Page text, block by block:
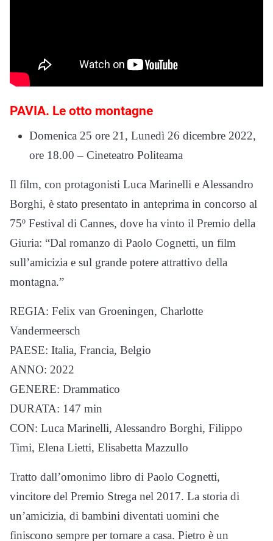
PAVIA. Le otto montagne
Domenica 25 ore 21, Lunedì 26 dicembre 2022,
ore 18.00 – Cineteatro Politeama
Il film, con protagonisti Luca Marinelli e Alessandro
Borghi, è stato presentato in anteprima in concorso al
75º Festival di Cannes, dove ha vinto il Premio della
Giuria: “Dal romanzo di Paolo Cognetti, un film
sull’amicizia e sul grande potere attrattivo della
montagna.”
REGIA: Felix van Groeningen, Charlotte
Vandermeersch
PAESE: Italia, Francia, Belgio
ANNO: 2022
GENERE: Drammatico
DURATA: 147 min
CON: Luca Marinelli, Alessandro Borghi, Filippo
Timi, Elena Lietti, Elisabetta Mazzullo
Tratto dall’omonimo libro di Paolo Cognetti,
vincitore del Premio Strega nel 2017. La storia di
un’amicizia, di bambini diventati uomini che
finiscono sempre per tornare a casa. Pietro è un